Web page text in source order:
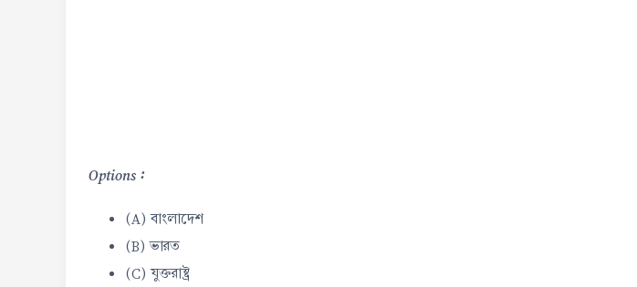
Options :
(A) বাংলাদেশ
(B) ভারত
(C) যুক্তরাষ্ট্র